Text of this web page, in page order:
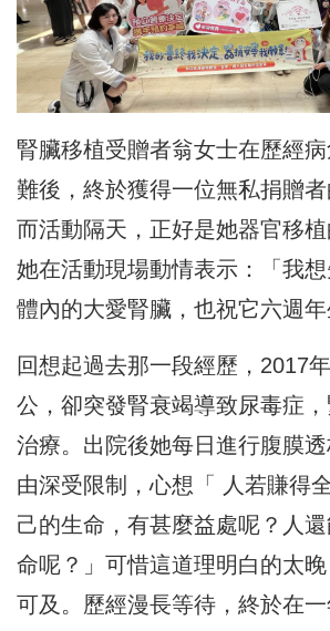
腎臟移植受贈者翁女士在歷經
難後，終於獲得一位無私捐贈者
而活動隔天，正好是她器官移植
她在活動現場動情表示：「我
體內的大愛腎臟，也祝它六週年
回想起過去那一段經歷，2017
公，卻突發腎衰竭導致尿毒症
治療。出院後她每日進行腹膜
由深受限制，心想「 人若賺得
己的生命，有甚麼益處呢？人
命呢？」可惜這道理明白的太
可及。歷經漫長等待，終於在